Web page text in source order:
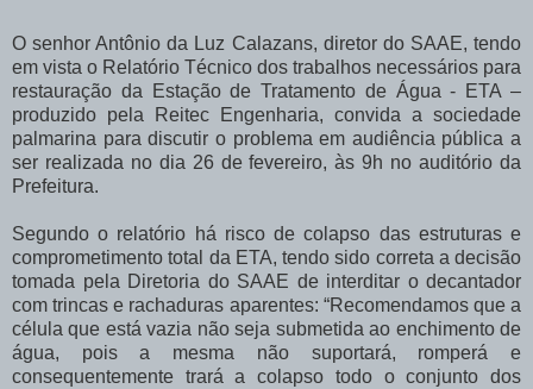
O senhor Antônio da Luz Calazans, diretor do SAAE, tendo
em vista o Relatório Técnico dos trabalhos necessários para
restauração da Estação de Tratamento de Água - ETA –
produzido pela Reitec Engenharia, convida a sociedade
palmarina para discutir o problema em audiência pública a
ser realizada no dia 26 de fevereiro, às 9h no auditório da
Prefeitura.
Segundo o relatório há risco de colapso das estruturas e
comprometimento total da ETA, tendo sido correta a decisão
tomada pela Diretoria do SAAE de interditar o decantador
com trincas e rachaduras aparentes: “Recomendamos que a
célula que está vazia não seja submetida ao enchimento de
água, pois a mesma não suportará, romperá e
consequentemente trará a colapso todo o conjunto dos